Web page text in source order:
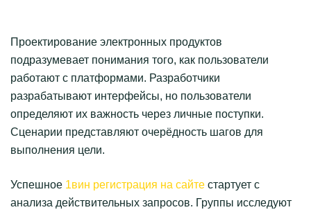
Проектирование электронных продуктов
подразумевает понимания того, как пользователи
работают с платформами. Разработчики
разрабатывают интерфейсы, но пользователи
определяют их важность через личные поступки.
Сценарии представляют очерёдность шагов для
выполнения цели.
Успешное 1вин регистрация на сайте стартует с
анализа действительных запросов. Группы исследуют